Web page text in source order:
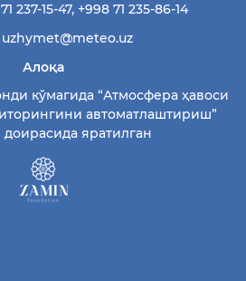
237-15-47, +998 71 235-86-14
uzhymet@meteo.uz
Алоқа
кўмагида “Атмосфера ҳавоси
автоматлаштириш”
яратилган